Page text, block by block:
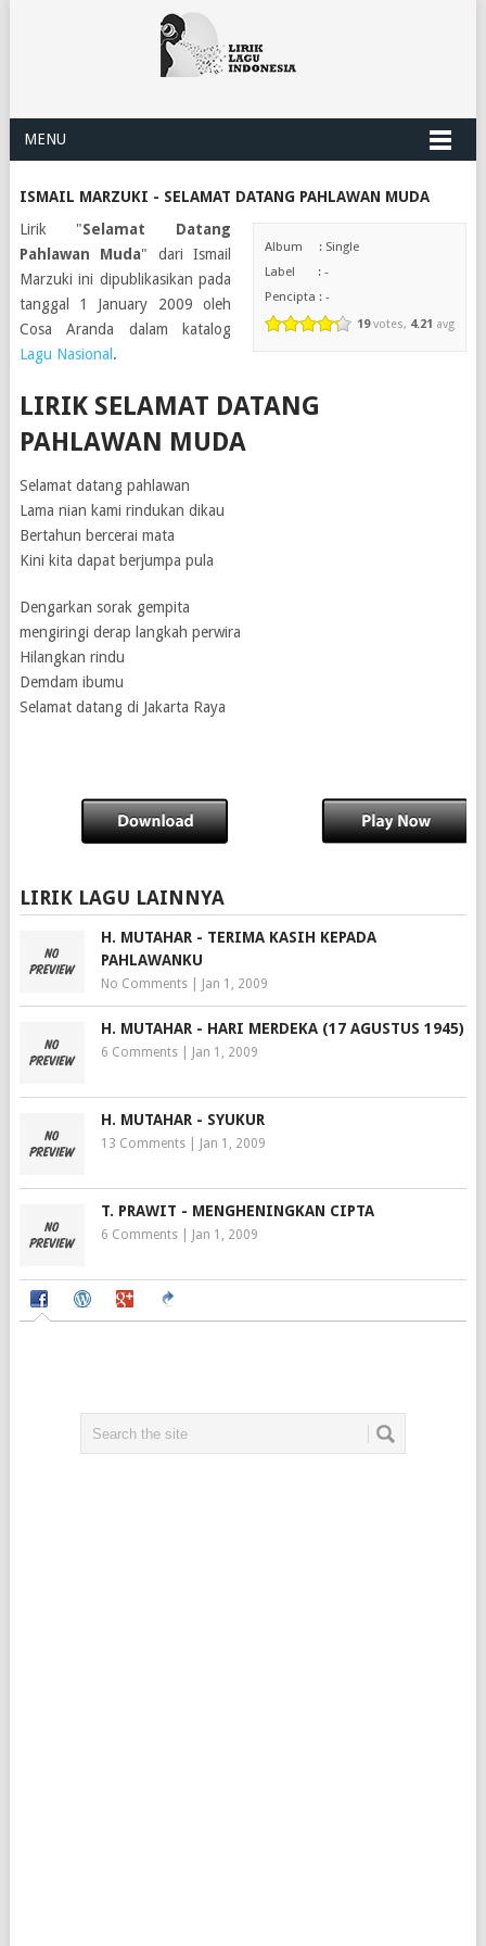
MENU
ISMAIL MARZUKI - SELAMAT DATANG PAHLAWAN MUDA
Album : Single
Label : -
Pencipta : -
19votes, 4.21 avg
Lirik "Selamat Datang
Pahlawan Muda" dari Ismail
Marzuki ini dipublikasikan pada
tanggal 1 January 2009 oleh
Cosa Aranda dalam katalog
Lagu Nasional .
LIRIK SELAMAT DATANG
PAHLAWAN MUDA
Selamat datang pahlawan
Lama nian kami rindukan dikau
Bertahun bercerai mata
Kini kita dapat berjumpa pula
Dengarkan sorak gempita
mengiringi derap langkah perwira
Hilangkan rindu
Demdam ibumu
Selamat datang di Jakarta Raya
LIRIK LAGU LAINNYA
H. MUTAHAR - TERIMA KASIH KEPADA
PAHLAWANKU
No Comments| Jan 1, 2009
H. MUTAHAR - HARI MERDEKA (17 AGUSTUS 1945)
6 Comments| Jan 1, 2009
H. MUTAHAR - SYUKUR
13 Comments| Jan 1, 2009
T. PRAWIT - MENGHENINGKAN CIPTA
6 Comments| Jan 1, 2009